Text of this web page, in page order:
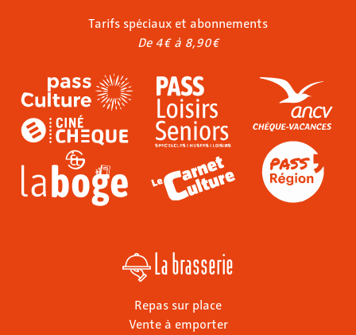
Tarifs spéciaux et abonnements
De 4€ à 8,90€
La brasserie
Repas sur place
Vente à emporter